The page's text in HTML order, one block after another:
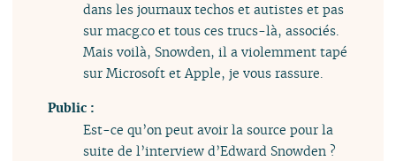
dans les journaux techos et autistes et pas
sur macg.co et tous ces trucs-là, associés.
Mais voilà, Snowden, il a violemment tapé
sur Microsoft et Apple, je vous rassure.
Public :
Est-ce qu’on peut avoir la source pour la
suite de l’interview d’Edward Snowden ?